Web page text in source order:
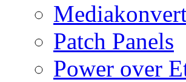
Patch Panels
Power over